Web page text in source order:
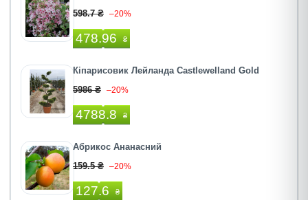
598.7 ₴ –20%
478.96 ₴
Кіпарисовик Лейланда Castlewelland Gold
5986 ₴ –20%
4788.8 ₴
Абрикос Ананасний
159.5 ₴ –20%
127.6 ₴